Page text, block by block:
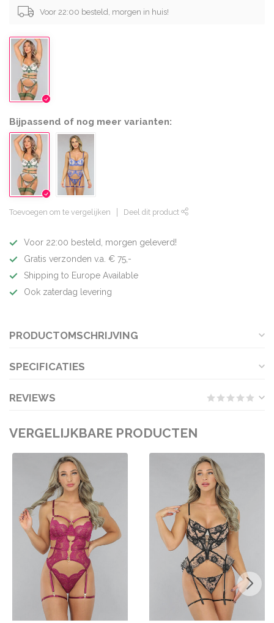
Voor 22:00 besteld, morgen in huis!
Bijpassend of nog meer varianten:
Toevoegen om te vergelijken Deel dit product
Voor 22:00 besteld, morgen geleverd!
Gratis verzonden v.a. € 75,-
Shipping to Europe Available
Ook zaterdag levering
PRODUCTOMSCHRIJVING
SPECIFICATIES
REVIEWS
VERGELIJKBARE PRODUCTEN